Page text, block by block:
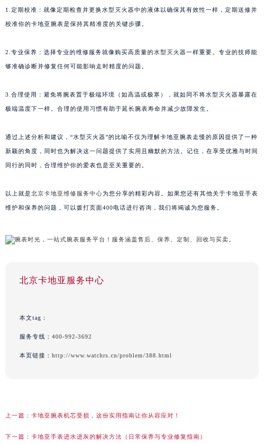
1.定期校准：就像定期检查并更换水型灭火器中的液体以确保其有效性一样，定期送修并
校准你的卡地亚腕表是保持其精准度的关键步骤。
2.专业保养：选择专业的维修服务就像购买高质量的水型灭火器一样重要。专业的技师能
够准确诊断并修复任何可能影响走时精度的问题。
3.合理使用：避免将腕表置于极端环境（如高温或极寒），就如同不将水型灭火器暴露在
极端温度下一样。合理的使用习惯有助于延长腕表寿命并减少故障发生。
通过上述分析和建议，“水型灭火器”的比喻不仅为理解卡地亚腕表走慢的原因提供了一种
新颖的角度，同时也为解决这一问题提供了实用且幽默的方法。记住，在享受优雅与时间
同行的同时，合理维护你的爱表也是至关重要的。
以上就是北京卡地亚维修服务中心为您分享的精彩内容。如果您还有其他关于卡地亚手表
维护和保养的问题，可以拨打页面400电话进行咨询，我们将竭诚为您服务。
北京卡地亚服务中心
本文tag：
服务专线： 400-992-3692
本页链接： http://www.watchrs.cn/problem/388.html
上一篇： 卡地亚腕表机芯受损，这份实用指南让你从容应对！
下一篇： 卡地亚手表进水进灰的解决方法（日常保养与专业修复指南）